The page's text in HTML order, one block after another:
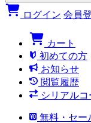
ログイン 会員
カート
初めての方
お知らせ
閲覧履歴
シリアル
無料・セー